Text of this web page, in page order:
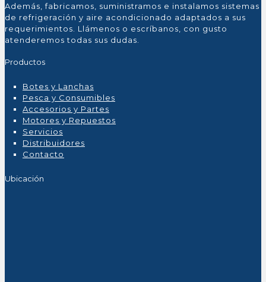
Además, fabricamos, suministramos e instalamos sistemas
de refrigeración y aire acondicionado adaptados a sus
requerimientos. Llámenos o escríbanos, con gusto
atenderemos todas sus dudas.
Productos
Botes y Lanchas
Pesca y Consumibles
Accesorios y Partes
Motores y Repuestos
Servicios
Distribuidores
Contacto
Ubicación